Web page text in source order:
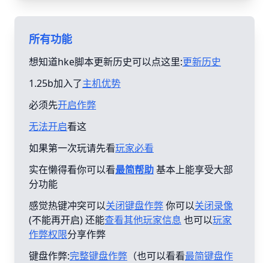
所有功能
想知道hke脚本更新历史可以点这里:更新历史
1.25b加入了主机优势
必须先开启作弊
无法开启看这
如果第一次玩请先看玩家必看
实在懒得看你可以看最简帮助基本上能享受大部
分功能
感觉热键冲突可以关闭键盘作弊你可以关闭录像
(不能再开启) 还能查看其他玩家信息 也可以玩家
作弊权限分享作弊
键盘作弊:完整键盘作弊 （也可以看看最简键盘作